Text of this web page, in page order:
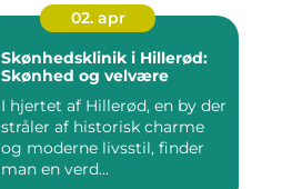
02. apr
Skønhedsklinik i Hillerød:
Skønhed og velvære
I hjertet af Hillerød, en by der
stråler af historisk charme
og moderne livsstil, finder
man en verd...